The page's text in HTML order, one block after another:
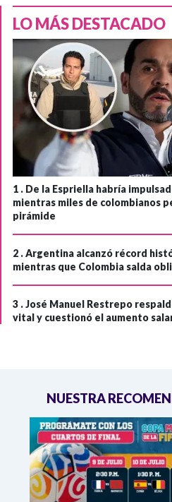
LO MÁS DESTACADO
1 . De la Espriella habría
mientras miles de colombianos
pirámide
2 .Argentina alcanzó récord
mientras que Colombia salda
3 .José Manuel Restrepo
vital y cuestionó el aumento
NUESTRA